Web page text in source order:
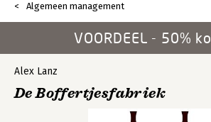
Algemeen management
VOORDEEL - 50%
Alex Lanz
De Boffertjesfabriek